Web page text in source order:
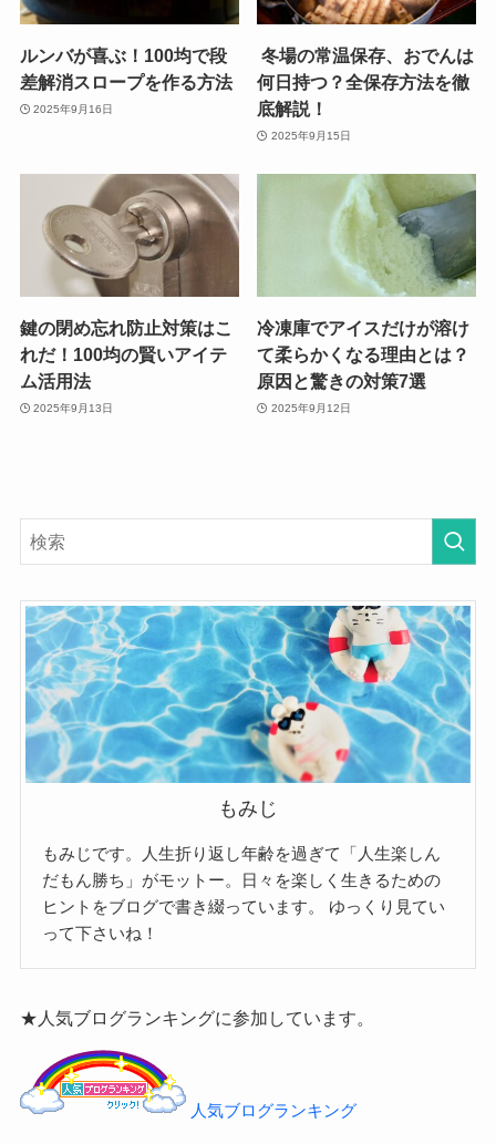
ルンバが喜ぶ！100均で段
差解消スロープを作る方法
2025年9月16日
冬場の常温保存、おでんは
何日持つ？全保存方法を徹
底解説！
2025年9月15日
鍵の閉め忘れ防止対策はこ
れだ！100均の賢いアイテ
ム活用法
2025年9月13日
冷凍庫でアイスだけが溶け
て柔らかくなる理由とは？
原因と驚きの対策7選
2025年9月12日
もみじ
もみじです。人生折り返し年齢を過ぎて「人生楽しん
だもん勝ち」がモットー。日々を楽しく生きるための
ヒントをブログで書き綴っています。
ゆっくり見てい
って下さいね！
★人気ブログランキングに参加しています。
人気ブログランキング